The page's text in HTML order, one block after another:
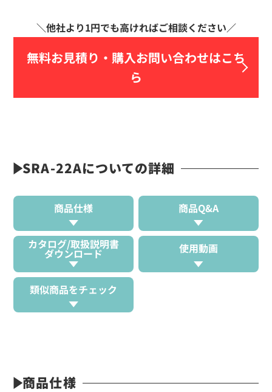
無料お見積り・ 購入お問い合わせはこち
ら
SRA-22Aについての詳細
商品仕様 商品Q&A
カタログ/取扱説明書
ダウンロード 使用動画
類似商品をチェック
商品仕様